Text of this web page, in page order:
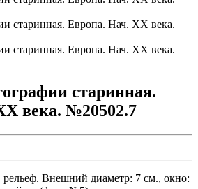
старинная.
века. №20502.7
рельеф. Внешний диаметр: 7 см., окно: